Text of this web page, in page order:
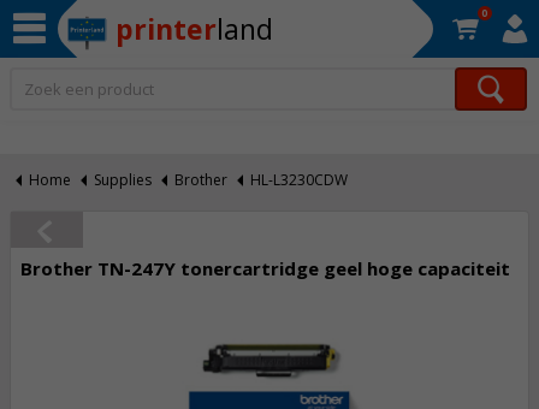
printerland 0
Home Supplies Brother HL-L3230CDW
Brother TN-247Y tonercartridge geel hoge capaciteit